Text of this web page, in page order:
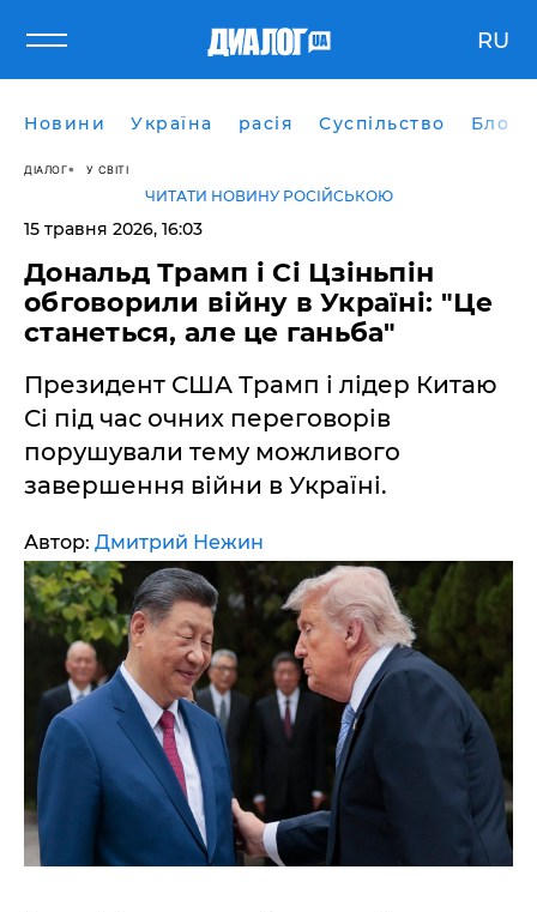
RU
Новини Україна расія Суспільство Блоги
ДІАЛОГ У СВІТІ
ЧИТАТИ НОВИНУ РОСІЙСЬКОЮ
15 травня 2026, 16:03
Дональд Трамп і Сі Цзіньпін
обговорили війну в Україні: "Це
станеться, але це ганьба"
Президент США Трамп і лідер Китаю
Сі під час очних переговорів
порушували тему можливого
завершення війни в Україні.
Автор: Дмитрий Нежин